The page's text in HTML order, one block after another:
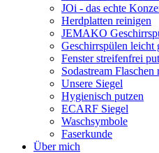
JOi - das echte
Herdplatten reinigen
JEMAKO
Geschirrspülen leicht
Fenster streifenfrei
Sodastream Flaschen
Unsere Siegel
Hygienisch putzen
ECARF Siegel
Waschsymbole
Faserkunde
Über mich